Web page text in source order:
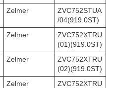
Zelmer
ZVC752STUA
/04(919.0ST)
Zelmer
ZVC752XTRU
(01)(919.0ST)
Zelmer
ZVC752XTRU
(02)(919.0ST)
Zelmer
ZVC752XTRU